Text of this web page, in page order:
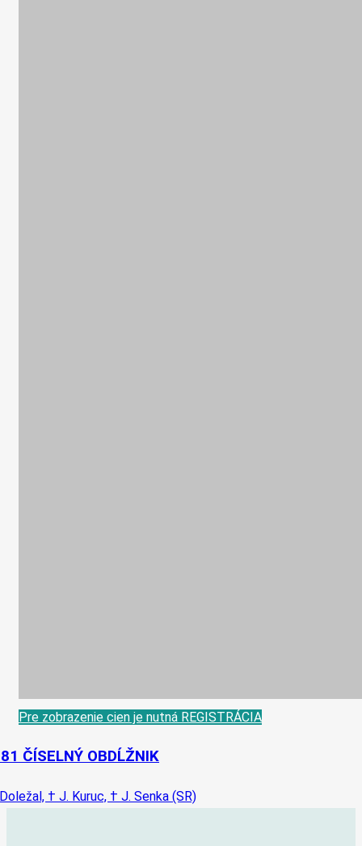
Pre zobrazenie cien je nutná REGISTRÁCIA
ČÍSELNÝ OBDĹŽNIK
† J. Kuruc, † J. Senka (SR)